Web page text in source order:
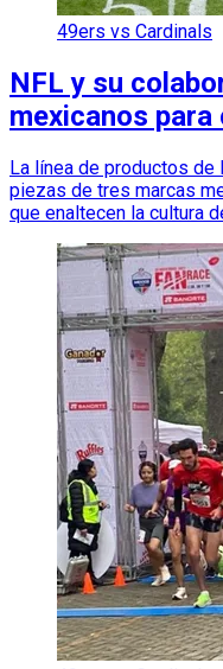
49ers vs Cardinals
NFL y su
mexicanos para
La línea de productos de
piezas de tres marcas
que enaltecen la cultura